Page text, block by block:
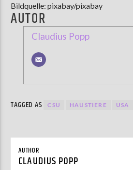
Bildquelle: pixabay/pixabay
AUTOR
Claudius Popp
TAGGED AS CSU HAUSTIERE USA
AUTHOR
CLAUDIUS POPP